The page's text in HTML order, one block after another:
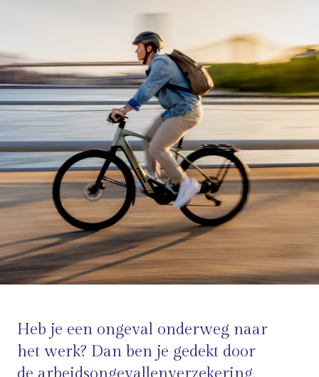
Heb je een ongeval onderweg naar
het werk? Dan ben je gedekt door